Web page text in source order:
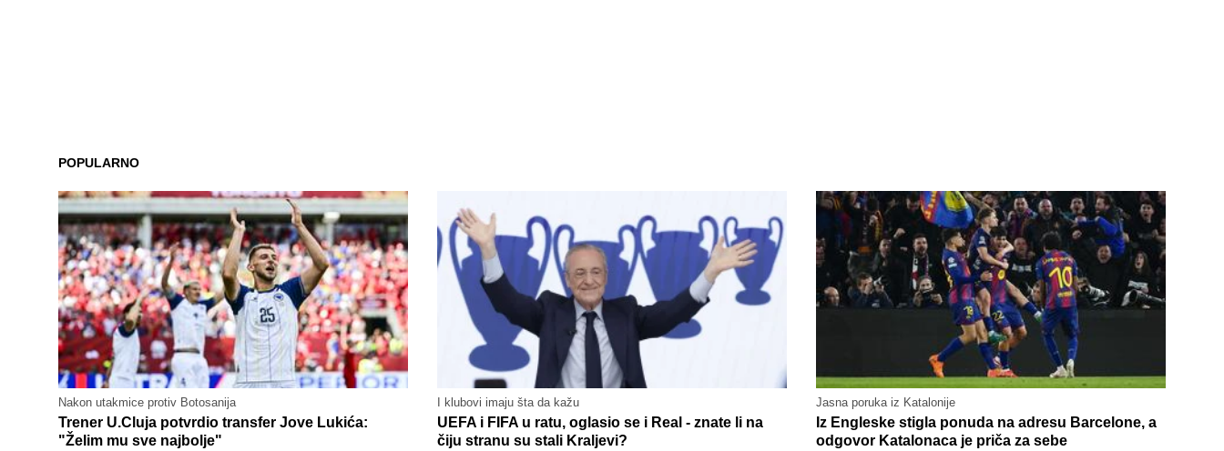
POPULARNO
Nakon utakmice protiv Botosanija
Trener U.Cluja potvrdio transfer Jove Lukića:
"Želim mu sve najbolje"
I klubovi imaju šta da kažu
UEFA i FIFA u ratu, oglasio se i Real - znate li na
čiju stranu su stali Kraljevi?
Jasna poruka iz Katalonije
Iz Engleske stigla ponuda na adresu Barcelone, a
odgovor Katalonaca je priča za sebe